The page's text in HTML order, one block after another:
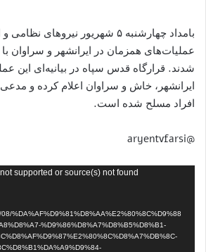
بامداد چهارشنبه ۵ شهریور نیروهای
عملیات‌های همزمان در ایرانشهر و سراوان با
شدند. قرارگاه قدس سپاه در بیانیه‌ای این
ایرانشهر، خاش و سراوان اعلام کرده و
افراد مسلح شده است.
@aryentvfarsi
supported or source(s) not found
%DA%AF%D9%81%D8%AA%E2%80%8C%D9%88
%D9%86%D8%A7%D8%B5%D8%B1-